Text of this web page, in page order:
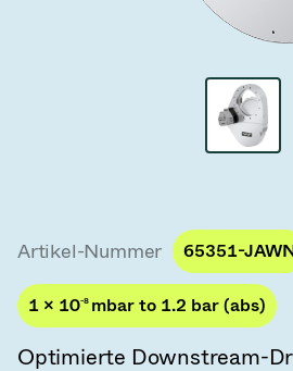
Vakuum-Transferventile
Vakuum-Mehrventilbaugruppen
ITER Vakuumventilkatalog
Vakuumventil-Technologie
Artikel-Nummer 65351-
1 × 10-8 mbar to 1.2 bar (abs)
Optimierte Downstream-